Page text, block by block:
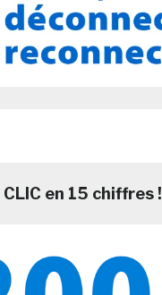
CLIC en 15 chiffres !